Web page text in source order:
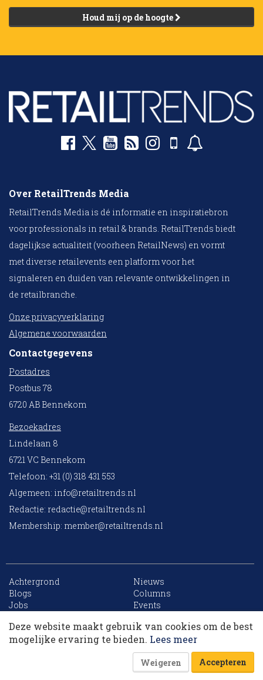
Houd mij op de hoogte
Over RetailTrends Media
RetailTrends Media is dé informatie en inspiratiebron
voor professionals in retail & brands. RetailTrends biedt
dagelijkse actualiteit (voorheen RetailNews) en vormt
met diverse retailevents een platform voor het
signaleren en duiden van relevante ontwikkelingen in
de retailbranche.
Onze privacyverklaring
Algemene voorwaarden
Contactgegevens
Postadres
Postbus 78
6720 AB Bennekom
Bezoekadres
Lindelaan 8
6721 VC Bennekom
Telefoon: +31 (0) 318 431 553
Algemeen: info@retailtrends.nl
Redactie: redactie@retailtrends.nl
Membership: member@retailtrends.nl
Achtergrond
Nieuws
Blogs
Columns
Jobs
Events
Archief
Sitemap
Website is powered by
Deze website maakt gebruik van cookies om de best
mogelijke ervaring te bieden. Lees meer
Weigeren Accepteren
10 collega’s
Korting op events